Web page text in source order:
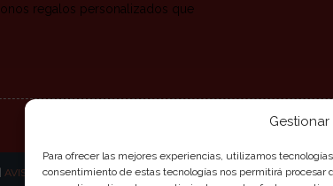
Para ofrecer las mejores experiencias, utilizamos
consentimiento de estas tecnologías nos permitirá
regalos personalizados que
AVISO LEGAL|POLITICA DE COOKIES